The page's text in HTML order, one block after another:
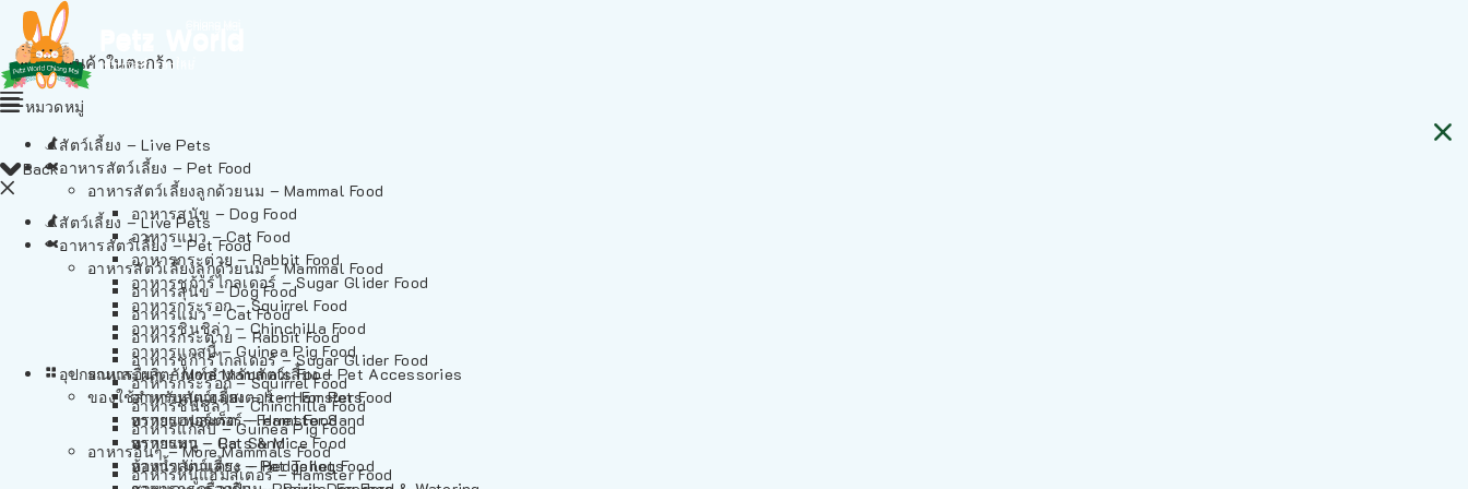
ไม่มีสินค้าในตะกร้า
Back
สัตว์เลี้ยง – Live Pets
อาหารสัตว์เลี้ยง – Pet Food
อาหารสัตว์เลี้ยงลูกด้วยนม – Mammal Food
อาหารสุนัข – Dog Food
อาหารแมว – Cat Food
อาหารกระต่าย – Rabbit Food
อาหารชูก้าร์ไกลเดอร์ – Sugar Glider Food
อาหารกระรอก – Squirrel Food
อาหารชินชิล่า – Chinchilla Food
อาหารแกสบี้ – Guinea Pig Food
อาหารอื่นๆ – More Mammals Food
อาหารหนูแฮมสเตอร์ – Hamster Food
หมวดหมู่
สัตว์เลี้ยง – Live Pets
อาหารสัตว์เลี้ยง – Pet Food
อาหารสัตว์เลี้ยงลูกด้วยนม – Mammal Food
อาหารสุนัข – Dog Food
อาหารแมว – Cat Food
อาหารกระต่าย – Rabbit Food
อาหารชูก้าร์ไกลเดอร์ – Sugar Glider Food
อาหารกระรอก – Squirrel Food
อาหารชินชิล่า – Chinchilla Food
อาหารแกสบี้ – Guinea Pig Food
อาหารอื่นๆ – More Mammals Food
อาหารหนูแฮมสเตอร์ – Hamster Food
อาหารเฟอร์เร็ต – Ferret Food
อาหารหนู – Rats & Mice Food
อาหารเม่นแคระ – Hedgehog Food
อุปกรณและผลิตภัณฑ์สำหรับสัตว์เลี้ยง – Pet Accessories
ของใช้สำหรับสัตว์เลี้ยง – Item For Pets
ทรายแฮมสเตอร์ – Hamster Sand
ทรายแมว – Cat Sand
ห้องน้ำสัตว์เลี้ยง – Pet Toilets